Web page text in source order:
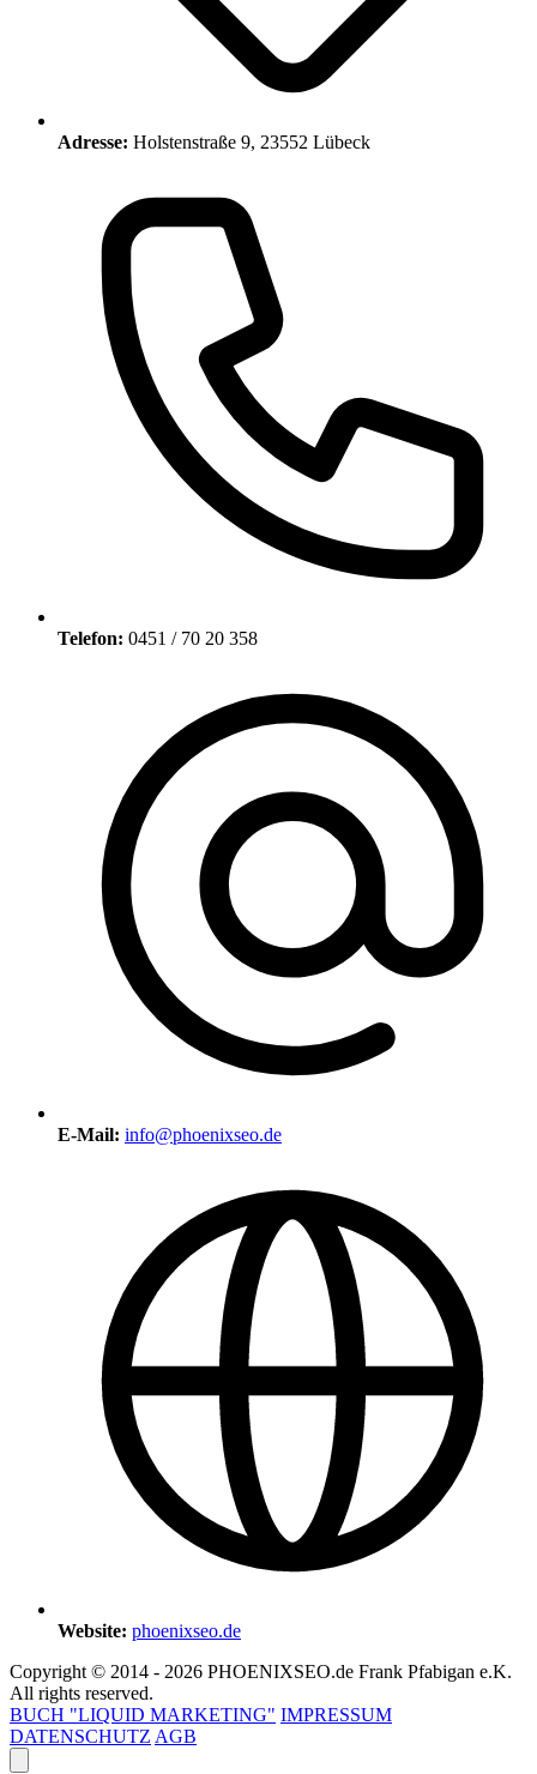
Adresse: Holstenstraße 9, 23552 Lübeck
Telefon: 0451 / 70 20 358
E-Mail: info@phoenixseo.de
Website: phoenixseo.de
Copyright © 2014 - 2026 PHOENIXSEO.de Frank Pfabigan e.K.
All rights reserved.
BUCH "LIQUID MARKETING" IMPRESSUM
DATENSCHUTZ AGB